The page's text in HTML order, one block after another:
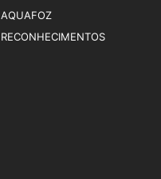
AQUAFOZ
RECONHECIMENTOS